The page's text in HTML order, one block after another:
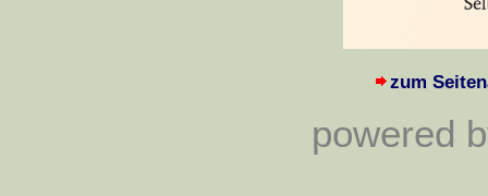
zum
powered